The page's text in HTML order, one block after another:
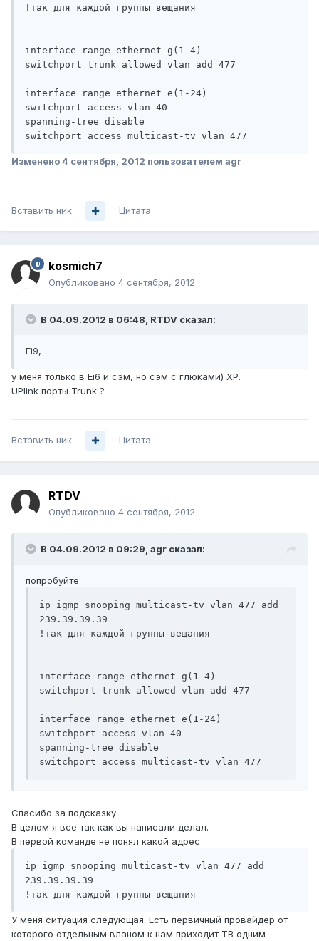
!так для каждой группы вещания
interface range ethernet g(1-4)
switchport trunk allowed vlan add 477
interface range ethernet e(1-24)
switchport access vlan 40
spanning-tree disable
switchport access multicast-tv vlan 477
Изменено4 сентября, 2012 пользователем agr
Вставить ник Цитата
kosmich7
Опубликовано 4 сентября, 2012
В 04.09.2012 в 06:48, RTDV сказал:
Ei9,
у меня только в Ei6 и сэм, но сэм с глюками) XP.
UPlink порты Trunk ?
Вставить ник Цитата
RTDV
Опубликовано 4 сентября, 2012
В 04.09.2012 в 09:29, agr сказал:
попробуйте
ip igmp snooping multicast-tv vlan 477 add
239.39.39.39
!так для каждой группы вещания
interface range ethernet g(1-4)
switchport trunk allowed vlan add 477
interface range ethernet e(1-24)
switchport access vlan 40
spanning-tree disable
switchport access multicast-tv vlan 477
Спасибо за подсказку.
В целом я все так как вы написали делал.
В первой команде не понял какой адрес
ip igmp snooping multicast-tv vlan 477 add
239.39.39.39
!так для каждой группы вещания
У меня ситуация следующая. Есть первичный провайдер от
которого отдельным вланом к нам приходит ТВ одним